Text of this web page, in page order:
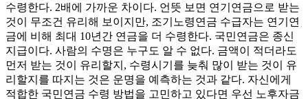
수령한다. 2배에 가까운 차이다. 언뜻 보면 연기연금으로 받는
것이 무조건 유리해 보이지만, 조기노령연금 수급자는 연기연
금에 비해 최대 10년간 연금을 더 수령한다. 국민연금은 종신
지급이다. 사람의 수명은 누구도 알 수 없다. 금액이 적더라도
먼저 받는 것이 유리할지, 수령시기를 늦춰 많이 받는 것이 유
리할지를 따지는 것은 운명을 예측하는 것과 같다. 자신에게
적합한 국민연금 수령 방법을 고민하고 있다면 우선 노후자금